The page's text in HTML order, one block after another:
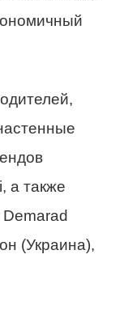
а также
(Украина),